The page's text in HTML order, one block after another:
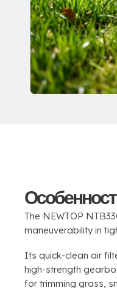
The NEWTOP
maneuverability in
Its quick-clean air
high-strength
for trimming grass